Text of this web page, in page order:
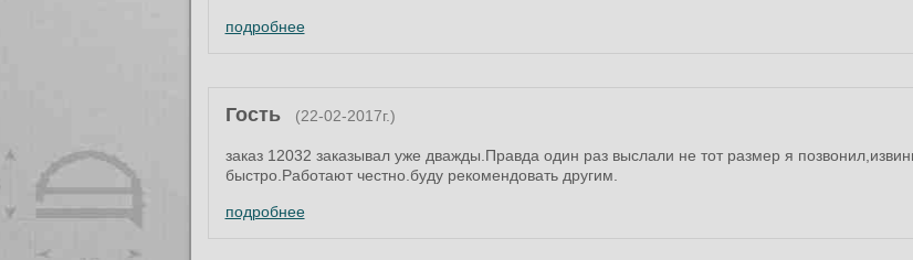
подробнее
Гость (22-02-2017г.)
заказ 12032 заказывал уже дважды.Правда один раз выслали не тот размер я
быстро.Работают честно.буду рекомендовать другим.
подробнее